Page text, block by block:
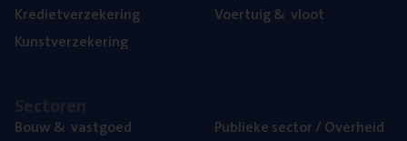
Kre­diet­ver­ze­ke­ring
Kunst­ver­ze­ke­ring
Voer­tuig& vloot
Bouw& vastgoed
Publie­ke sec­tor / Overheid